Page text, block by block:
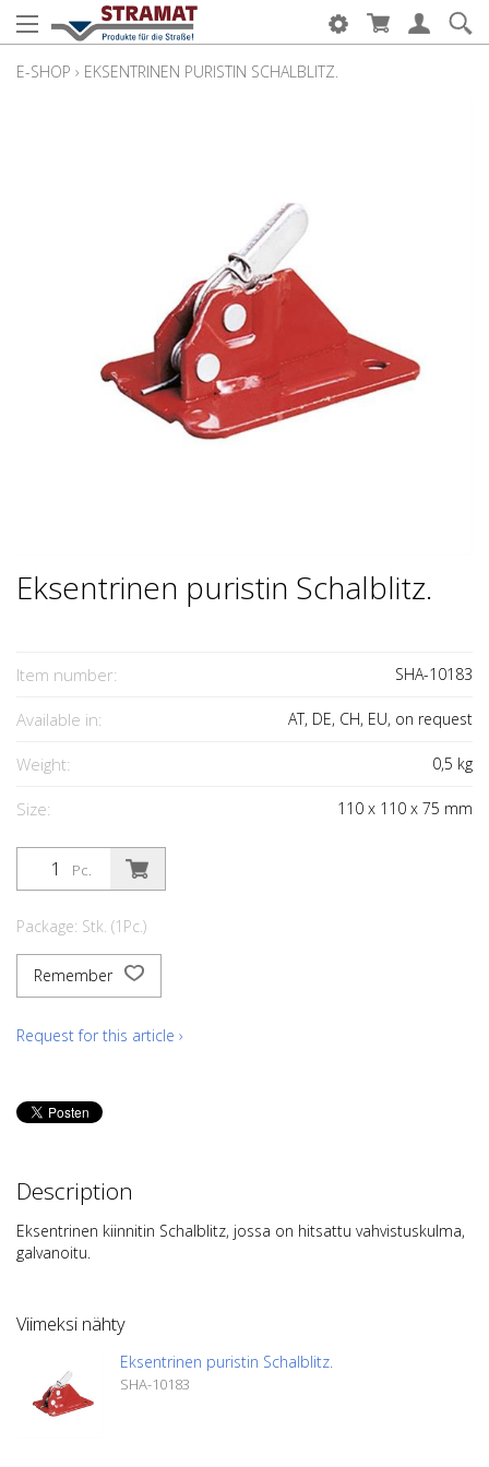
E-SHOP › EKSENTRINEN PURISTIN SCHALBLITZ.
Eksentrinen puristin Schalblitz.
Item number: SHA-10183
Available in: AT, DE, CH, EU, on request
Weight: 0,5 kg
Size: 110 x 110 x 75 mm
Pc.
Package: Stk. (1Pc.)
Remember
Request for this article ›
Description
Eksentrinen kiinnitin Schalblitz, jossa on hitsattu vahvistuskulma,
galvanoitu.
Viimeksi nähty
Eksentrinen puristin Schalblitz.
SHA-10183